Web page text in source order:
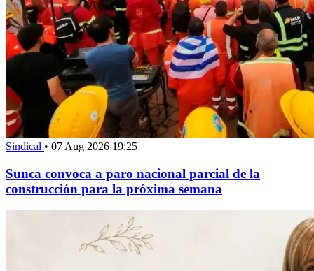
Sindical • 07 Aug 2026 19:25
Sunca convoca a paro nacional parcial de la
construcción para la próxima semana